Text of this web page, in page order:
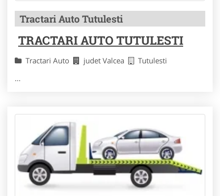
Tractari Auto Tutulesti
TRACTARI AUTO TUTULESTI
Tractari Auto judet Valcea
Tutulesti
...